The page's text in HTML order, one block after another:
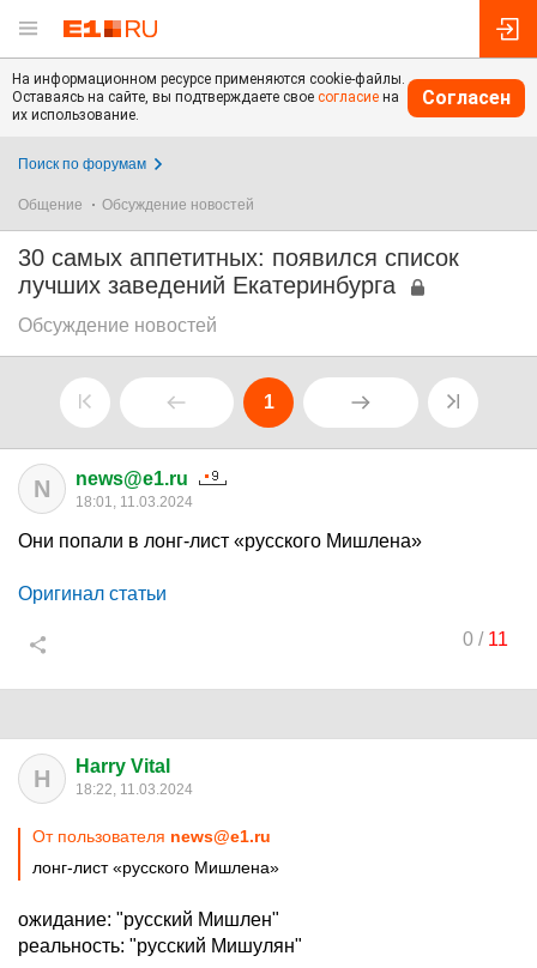
На информационном ресурсе применяются cookie-файлы.
Оставаясь на сайте, вы подтверждаете свое согласие на
их использование.
Согласен
Поиск по форумам
Общение Обсуждение новостей
30 самых аппетитных: появился список
лучших заведений Екатеринбурга
Обсуждение новостей
1
N news@e1.ru
18:01, 11.03.2024
Они попали в лонг-лист «русского Мишлена»
Оригинал статьи
0/ 11
H Harry Vital
18:22, 11.03.2024
От пользователя news@e1.ru
лонг-лист «русского Мишлена»
ожидание: "русский Мишлен"
реальность: "русский Мишулян"